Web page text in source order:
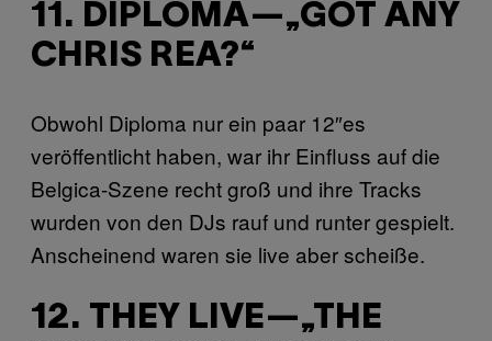
11. DIPLOMA—„GOT ANY
CHRIS REA?“
Obwohl Diploma nur ein paar 12″es
veröffentlicht haben, war ihr Einfluss auf die
Belgica-Szene recht groß und ihre Tracks
wurden von den DJs rauf und runter gespielt.
Anscheinend waren sie live aber scheiße.
12. THEY LIVE—„THE